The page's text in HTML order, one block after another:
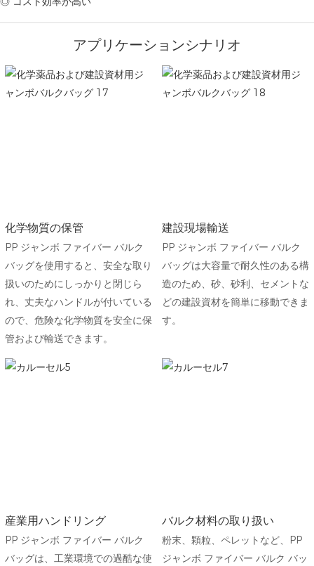
アプリケーションシナリオ
化学物質の保管
PP ジャンボ ファイバー バルク
バッグを使用すると、安全な取り
扱いのためにしっかりと閉じら
れ、丈夫なハンドルが付いている
ので、危険な化学物質を安全に保
管および輸送できます。
建設現場輸送
PP ジャンボ ファイバー バルク
バッグは大容量で耐久性のある構
造のため、砂、砂利、セメントな
どの建設資材を簡単に移動できま
す。
産業用ハンドリング
PP ジャンボ ファイバー バルク
バッグは、工業環境での過酷な使
バルク材料の取り扱い
粉末、顆粒、ペレットなど、PP
ジャンボ ファイバー バルク バッ